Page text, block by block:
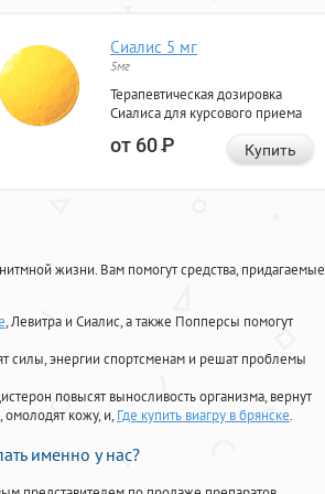
Сиалис 5 мг
5мг
Терапевтическая дозировка
Сиалиса для курсового приема
от 60Р Купить
жизни. Вам помогут средства, придагаемые
, Левитра и Сиалис, а также Попперсы помогут
силы, энергии спортсменам и решат проблемы
повысят выносливость организма, вернут
омолодят кожу, и, Где купить виагру в брянске.
именно у нас?